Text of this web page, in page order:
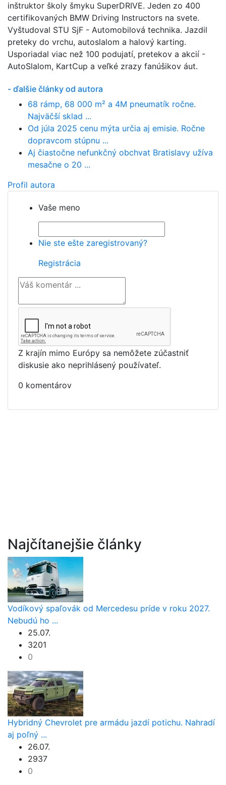
inštruktor školy šmyku SuperDRIVE. Jeden zo 400
certifikovaných BMW Driving Instructors na svete.
Vyštudoval STU SjF - Automobilová technika. Jazdil
preteky do vrchu, autoslalom a halový karting.
Usporiadal viac než 100 podujatí, pretekov a akcií -
AutoSlalom, KartCup a veľké zrazy fanúšikov áut.
- ďalšie články od autora
68 rámp, 68 000 m² a 4M pneumatík ročne.
Najväčší sklad ...
Od júla 2025 cenu mýta určia aj emisie. Ročne
dopravcom stúpnu ...
Aj čiastočne nefunkčný obchvat Bratislavy užíva
mesačne o 20 ...
Profil autora
Vaše meno
Nie ste ešte zaregistrovaný?
Registrácia
Z krajín mimo Európy sa nemôžete zúčastniť
diskusie ako neprihlásený používateľ.
0 komentárov
Najčítanejšie články
Vodíkový spaľovák od Mercedesu príde v roku 2027.
Nebudú ho ...
25.07.
3201
0
Hybridný Chevrolet pre armádu jazdí potichu. Nahradí
aj poľný ...
26.07.
2937
0